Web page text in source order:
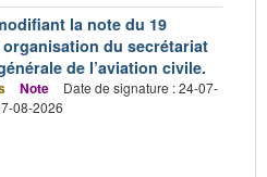
la note du 19
du secrétariat
de l’aviation civile.
Note
Date de signature : 24-07-
08-2026